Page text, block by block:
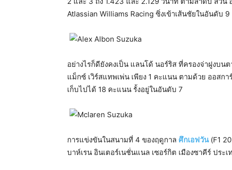
Atlassian Williams Racing ซิ่งเข้าเส้นชัยในอันดับ 9
อย่างไรก็ดียังคงเป็น แลนโด้ นอร์ริส ที่ครองจ่าฝูงบ
แม็กซ์ เวิร์สแทพเพ่น เพียง 1 คะแนน ตามด้วย ออส
เก็บไปได้ 18 คะแนน รั้งอยู่ในอันดับ 7
การแข่งขันในสนามที่ 4 ของฤดูกาล ศึกเอฟวัน(F1
บาห์เรน อินเตอร์เนชั่นแนล เซอร์กิต เมืองซาคีร์ ประเ